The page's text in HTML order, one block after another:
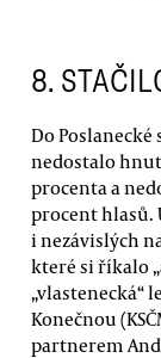
8.
Do
nedostalo
procenta a
procent hlasů.
i nezávislých
které si říkalo
„vlastenecká“
Konečnou
partnerem